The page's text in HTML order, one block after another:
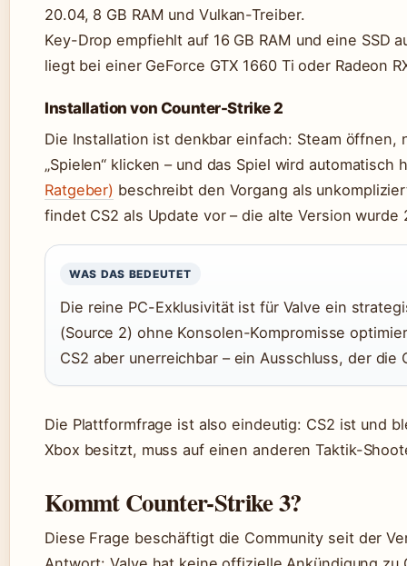
20.04, 8 GB RAM und Vulkan-Treiber.
Key-Drop empfiehlt auf 16 GB RAM und eine SSD
liegt bei einer GeForce GTX 1660 Ti oder Radeon
Installation von Counter-Strike 2
Die Installation ist denkbar einfach: Steam öffnen,
„Spielen“ klicken – und das Spiel wird
Ratgeber) beschreibt den Vorgang als
findet CS2 als Update vor – die alte Version
WAS DAS BEDEUTET
Die reine PC-Exklusivität ist für Valve ein
(Source 2) ohne Konsolen-Kompromisse
CS2 aber unerreichbar – ein Ausschluss, der die
Die Plattformfrage ist also eindeutig: CS2 ist und
Xbox besitzt, muss auf einen anderen Taktik-
Kommt Counter-Strike 3?
Diese Frage beschäftigt die Community seit der